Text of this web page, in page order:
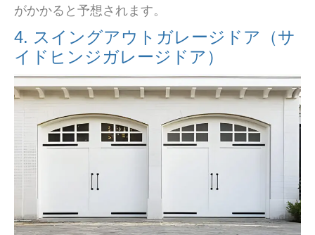
がかかると予想されます。
4. スイングアウトガレージドア（サ
イドヒンジガレージドア）